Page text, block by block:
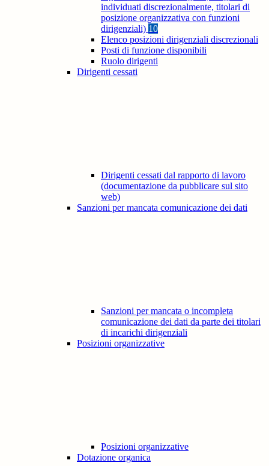
individuati discrezionalmente, titolari di
posizione organizzativa con funzioni
dirigenziali) 10
Elenco posizioni dirigenziali discrezionali
Posti di funzione disponibili
Ruolo dirigenti
Dirigenti cessati
Dirigenti cessati dal rapporto di lavoro
(documentazione da pubblicare sul sito
web)
Sanzioni per mancata comunicazione dei dati
Sanzioni per mancata o incompleta
comunicazione dei dati da parte dei titolari
di incarichi dirigenziali
Posizioni organizzative
Posizioni organizzative
Dotazione organica